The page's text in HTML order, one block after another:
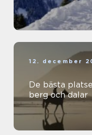
12. december
De bästa
berg och dalar